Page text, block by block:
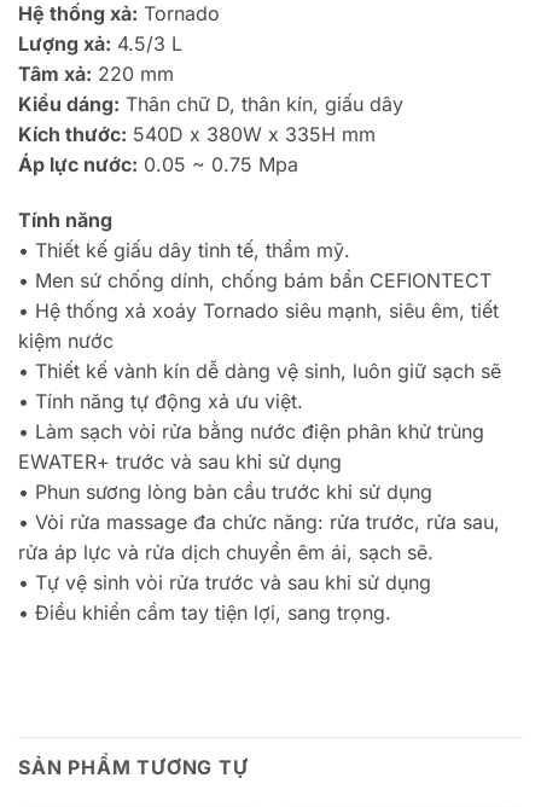
Hệ thống xả: Tornado
Lượng xả: 4.5/3 L
Tâm xả: 220 mm
Kiểu dáng: Thân chữ D, thân kín, giấu dây
Kích thước: 540D x 380W x 335H mm
Áp lực nước: 0.05 ~ 0.75 Mpa
Tính năng
• Thiết kế giấu dây tinh tế, thẩm mỹ.
• Men sứ chống dính, chống bám bẩn CEFIONTECT
• Hệ thống xả xoáy Tornado siêu mạnh, siêu êm, tiết
kiệm nước
• Thiết kế vành kín dễ dàng vệ sinh, luôn giữ sạch sẽ
• Tính năng tự động xả ưu việt.
• Làm sạch vòi rửa bằng nước điện phân khử trùng
EWATER+ trước và sau khi sử dụng
• Phun sương lòng bàn cầu trước khi sử dụng
• Vòi rửa massage đa chức năng: rửa trước, rửa sau,
rửa áp lực và rửa dịch chuyển êm ái, sạch sẽ.
• Tự vệ sinh vòi rửa trước và sau khi sử dụng
• Điều khiển cầm tay tiện lợi, sang trọng.
SẢN PHẨM TƯƠNG TỰ